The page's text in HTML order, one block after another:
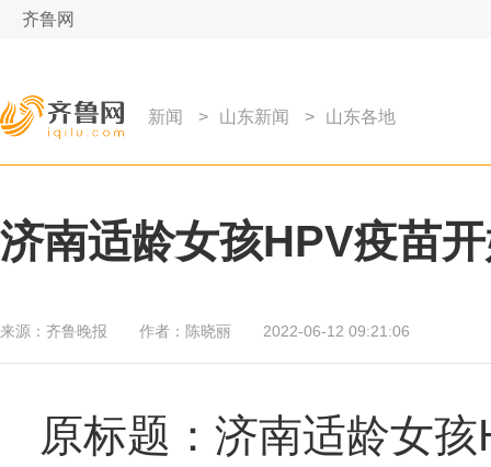
齐鲁网
新闻 > 山东新闻 > 山东各地
济南适龄女孩HPV疫苗
来源： 齐鲁晚报 作者： 陈晓丽 2022-06-12 09:21:06
原标题：济南适龄女